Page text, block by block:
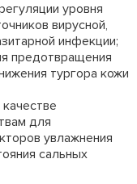
уровня
вирусной,
инфекции;
предотвращения
тургора кожи
для
увлажнения
сальных